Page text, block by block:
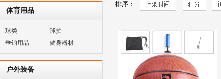
体育用品
球类
球拍
垂钓用品
健身器材
户外装备
排序：